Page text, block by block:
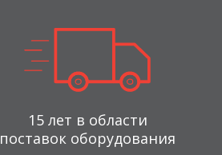
15 лет в области
поставок оборудования